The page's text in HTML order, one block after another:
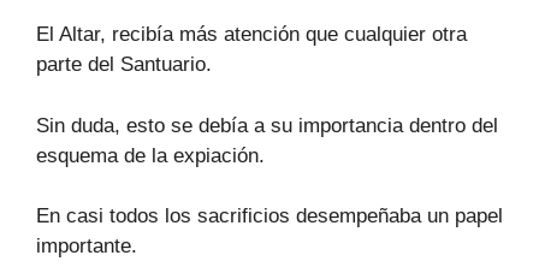
El Altar, recibía más atención que cualquier otra
parte del Santuario.
Sin duda, esto se debía a su importancia dentro del
esquema de la expiación.
En casi todos los sacrificios desempeñaba un papel
importante.